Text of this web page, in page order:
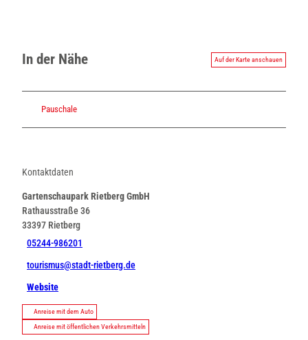
In der Nähe Auf der Karte anschauen
Pauschale
Kontaktdaten
Gartenschaupark Rietberg GmbH
Rathausstraße 36
33397 Rietberg
05244-986201
tourismus@stadt-rietberg.de
Website
Anreise mit dem Auto
Anreise mit öffentlichen Verkehrsmitteln